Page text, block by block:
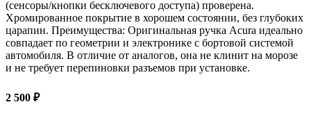
(сенсоры/кнопки бесключевого доступа) проверена.
Хромированное покрытие в хорошем состоянии, без глубоких
царапин. Преимущества: Оригинальная ручка Acura идеально
совпадает по геометрии и электронике с бортовой системой
автомобиля. В отличие от аналогов, она не клинит на морозе
и не требует перепиновки разъемов при установке.
2 500 ₽